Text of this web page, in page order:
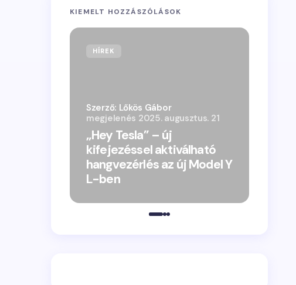
KIEMELT HOZZÁSZÓLÁSOK
HÍREK
„Hey Tesla” – új
kifejezéssel aktiválható
hangvezérlés az új Model Y
L-ben
Szerző: Lőkös Gábor
megjelenés 2025. augusztus. 21